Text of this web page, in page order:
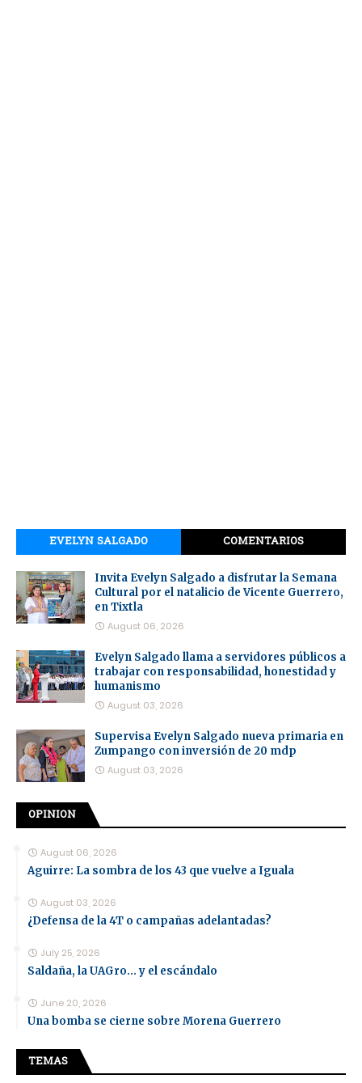
EVELYN SALGADO COMENTARIOS
Invita Evelyn Salgado a disfrutar la Semana
Cultural por el natalicio de Vicente Guerrero,
en Tixtla
August 06, 2026
Evelyn Salgado llama a servidores públicos a
trabajar con responsabilidad, honestidad y
humanismo
August 03, 2026
Supervisa Evelyn Salgado nueva primaria en
Zumpango con inversión de 20 mdp
August 03, 2026
OPINION
August 06, 2026
Aguirre: La sombra de los 43 que vuelve a Iguala
August 03, 2026
¿Defensa de la 4T o campañas adelantadas?
July 25, 2026
Saldaña, la UAGro... y el escándalo
June 20, 2026
Una bomba se cierne sobre Morena Guerrero
TEMAS